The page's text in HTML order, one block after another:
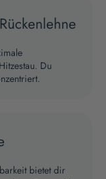
Du
bietet dir